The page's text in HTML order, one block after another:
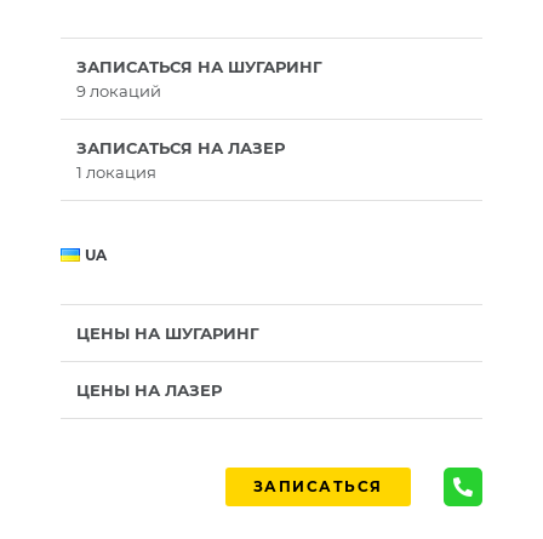
ЗАПИСАТЬСЯ НА ШУГАРИНГ
9 локаций
ЗАПИСАТЬСЯ НА ЛАЗЕР
1 локация
UA
ЦЕНЫ НА ШУГАРИНГ
ЦЕНЫ НА ЛАЗЕР
ЗАПИСАТЬСЯ